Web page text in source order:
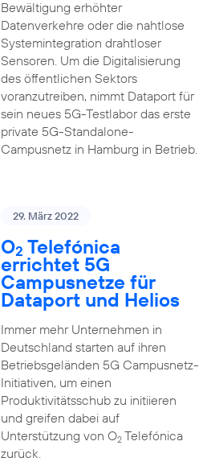
Bewältigung erhöhter
Datenverkehre oder die nahtlose
Systemintegration drahtloser
Sensoren. Um die Digitalisierung
des öffentlichen Sektors
voranzutreiben, nimmt Dataport für
sein neues 5G-Testlabor das erste
private 5G-Standalone-
Campusnetz in Hamburg in Betrieb.
29. März 2022
O2 Telefónica
errichtet 5G
Campusnetze für
Dataport und Helios
Immer mehr Unternehmen in
Deutschland starten auf ihren
Betriebsgeländen 5G Campusnetz-
Initiativen, um einen
Produktivitätsschub zu initiieren
und greifen dabei auf
Unterstützung von O2Telefónica
zurück.